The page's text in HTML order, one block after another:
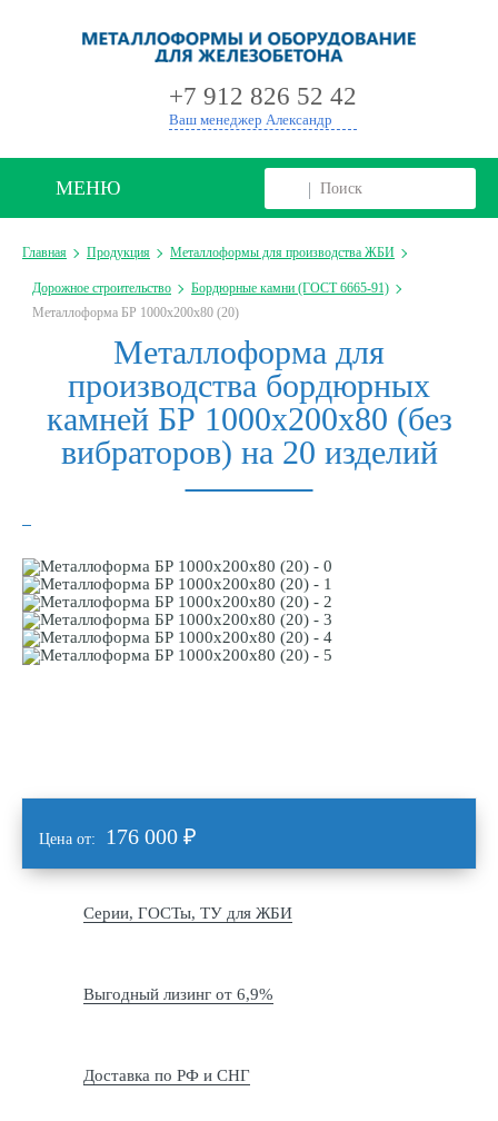
+7 912 826 52 42
Ваш менеджер Александр
МЕНЮ
Главная Продукция Металлоформы для производства ЖБИ
Дорожное строительство
Бордюрные камни (ГОСТ 6665-91)
Металлоформа БР 1000х200х80 (20)
Металлоформа для
производства бордюрных
камней БР 1000х200х80 (без
вибраторов) на 20 изделий
Цена от: 176 000 ₽
Серии, ГОСТы, ТУ для ЖБИ
Выгодный лизинг от 6,9%
Доставка по РФ и СНГ